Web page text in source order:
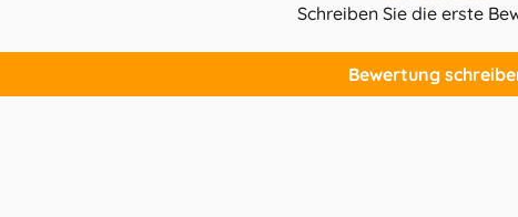
Schreiben Sie die erste
Bewertung